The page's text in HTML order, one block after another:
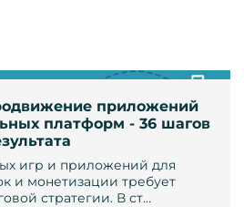
приложений
платформ - 36 шагов
игр и приложений для
и монетизации требует
стратегии. В ст…